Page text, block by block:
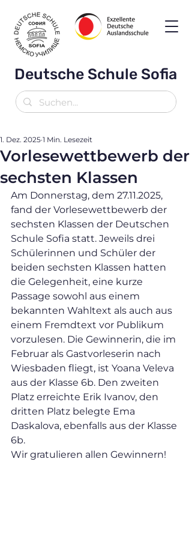
Deutsche Schule Sofia
Vorlesewettbewerb der
sechsten Klassen
1. Dez. 2025 1 Min. Lesezeit
Am Donnerstag, dem 27.11.2025,
fand der Vorlesewettbewerb der
sechsten Klassen der Deutschen
Schule Sofia statt. Jeweils drei
Schülerinnen und Schüler der
beiden sechsten Klassen hatten
die Gelegenheit, eine kurze
Passage sowohl aus einem
bekannten Wahltext als auch aus
einem Fremdtext vor Publikum
vorzulesen. Die Gewinnerin, die im
Februar als Gastvorleserin nach
Wiesbaden fliegt, ist Yoana Veleva
aus der Klasse 6b. Den zweiten
Platz erreichte Erik Ivanov, den
dritten Platz belegte Ema
Daskalova, ebenfalls aus der Klasse
6b.
Wir gratulieren allen Gewinnern!